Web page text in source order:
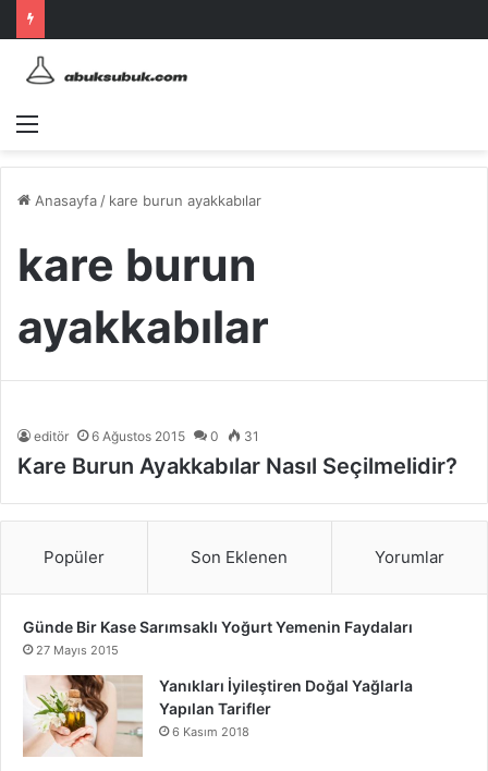
Menü
Anasayfa / kare burun ayakkabılar
kare burun
ayakkabılar
editör 6 Ağustos 2015 0 31
Kare Burun Ayakkabılar Nasıl Seçilmelidir?
Popüler Son Eklenen Yorumlar
Günde Bir Kase Sarımsaklı Yoğurt Yemenin Faydaları
27 Mayıs 2015
Yanıkları İyileştiren Doğal Yağlarla
Yapılan Tarifler
6 Kasım 2018